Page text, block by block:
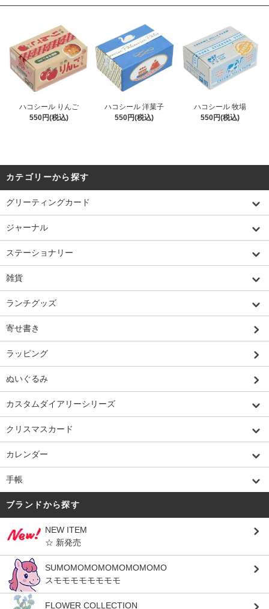
ハコシール りんご
550円(税込)
ハコシール 洋菓子
550円(税込)
ハコシール 牧場
550円(税込)
カテゴリーから探す
グリーティングカード
ジャーナル
ステーショナリー
雑貨
ランチグッズ
寄せ書き
ラッピング
ぬいぐるみ
カスタムダイアリーシリーズ
クリスマスカード
カレンダー
手帳
ブランドから探す
NEW ITEM
☆ 新発売
SUMOMOMOMOMOMOMOMO
スモモモモモモモモ
FLOWER COLLECTION